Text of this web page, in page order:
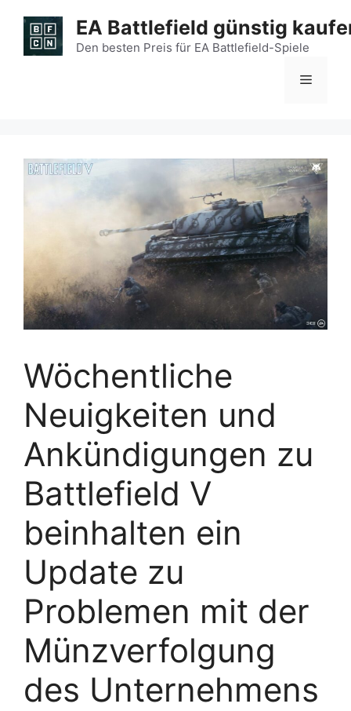
Inhalt
springen
EA Battlefield günstig
Den besten Preis für EA Battlefield-Spiele
Menü
Wöchentliche
Neuigkeiten und
Ankündigungen zu
Battlefield V
beinhalten ein
Update zu
Problemen mit der
Münzverfolgung
des Unternehmens